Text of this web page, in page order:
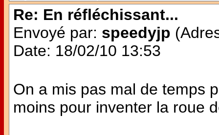
Re: En réfléchissant...
Envoyé par: speedyjp
Date: 18/02/10 13:53
On a mis pas mal de temps
moins pour inventer la roue